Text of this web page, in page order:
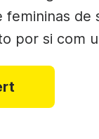
See all →
Criador
femininas de
por si com